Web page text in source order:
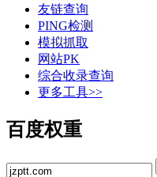
友链查询
PING检测
模拟抓取
网站PK
综合收录查询
更多工具>>
百度权重